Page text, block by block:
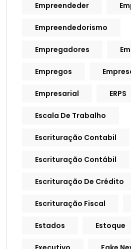
Empreendeder
Empreendedorismo
Empregadores
Empregos
Empresarial ERPS
Escala De Trabalho
Escrituração Contabil
Escrituração Contábil
Escrituração De Crédito
Escrituração Fiscal
Estados Estoque